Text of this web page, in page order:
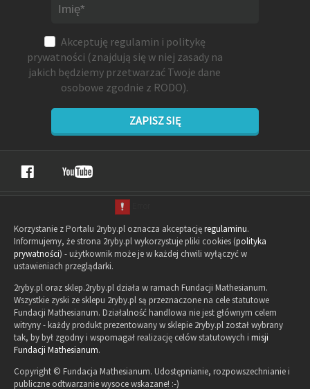
Akceptuję regulamin i politykę
prywatności (znajdują się w niej zasady na
jakich będziemy przetwarzać Twoje dane
osobowe zgodnie z RODO).
ZAPISZ SIĘ
Korzystanie z Portalu 2ryby.pl oznacza akceptacjęregulaminu.
Informujemy, że strona 2ryby.pl wykorzystuje pliki cookies (polityka
prywatności) - użytkownik może je w każdej chwili wyłączyć w
ustawieniach przeglądarki.
2ryby.pl oraz sklep.2ryby.pl działa w ramach Fundacji Mathesianum.
Wszystkie zyski ze sklepu 2ryby.pl są przeznaczone na cele statutowe
Fundacji Mathesianum. Działalność handlowa nie jest głównym celem
witryny - każdy produkt prezentowany w sklepie 2ryby.pl został wybrany
tak, by był zgodny i wspomagał realizację celów statutowych i misji
Fundacji Mathesianum.
Copyright © Fundacja Mathesianum. Udostępnianie, rozpowszechnianie i
publiczne odtwarzanie wysoce wskazane! :-)